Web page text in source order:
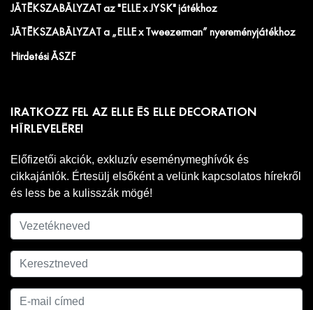
JÁTÉKSZABÁLYZAT az "ELLE x JYSK" játékhoz
JÁTÉKSZABÁLYZAT a „ELLE x Tweezerman” nyereményjátékhoz
Hirdetési ÁSZF
IRATKOZZ FEL AZ ELLE ÉS ELLE DECORATION
HÍRLEVELÉRE!
Előfizetői akciók, exkluzív eseménymeghívók és
cikkajánlók. Értesülj elsőként a velünk kapcsolatos hírekről
és less be a kulisszák mögé!